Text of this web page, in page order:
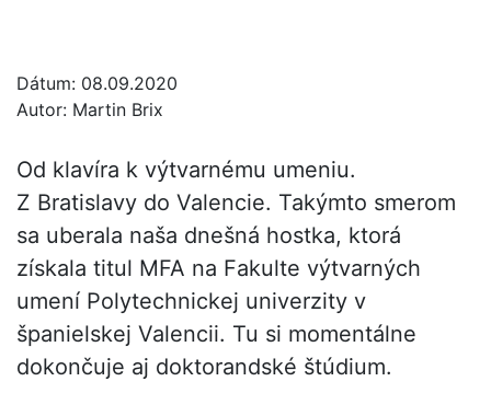
Dátum: 08.09.2020
Autor: Martin Brix
Od klavíra k výtvarnému umeniu.
Z Bratislavy do Valencie. Takýmto smerom
sa uberala naša dnešná hostka, ktorá
získala titul MFA na Fakulte výtvarných
umení Polytechnickej univerzity v
španielskej Valencii. Tu si momentálne
dokončuje aj doktorandské štúdium.